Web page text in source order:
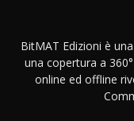
BitMAT Edizioni è
una copertura a
online ed offline